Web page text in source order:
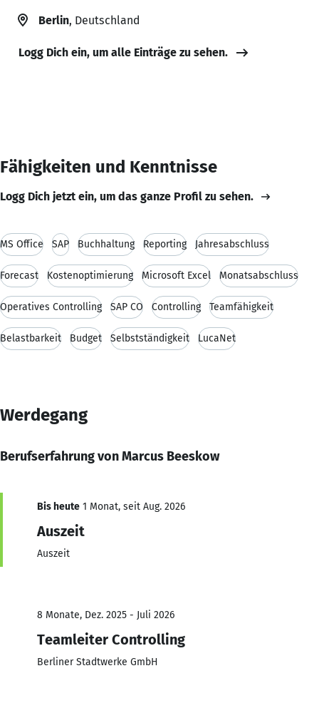
Berlin, Deutschland
Logg Dich ein, um alle Einträge zu sehen.
Fähigkeiten und Kenntnisse
Logg Dich jetzt ein, um das ganze Profil zu sehen.
MS Office SAP Buchhaltung Reporting Jahresabschluss
Forecast Kostenoptimierung Microsoft Excel Monatsabschluss
Operatives Controlling SAP CO Controlling Teamfähigkeit
Belastbarkeit Budget Selbstständigkeit LucaNet
Werdegang
Berufserfahrung von Marcus Beeskow
Bis heute 1 Monat, seit Aug. 2026
Auszeit
Auszeit
8 Monate, Dez. 2025 - Juli 2026
Teamleiter Controlling
Berliner Stadtwerke GmbH